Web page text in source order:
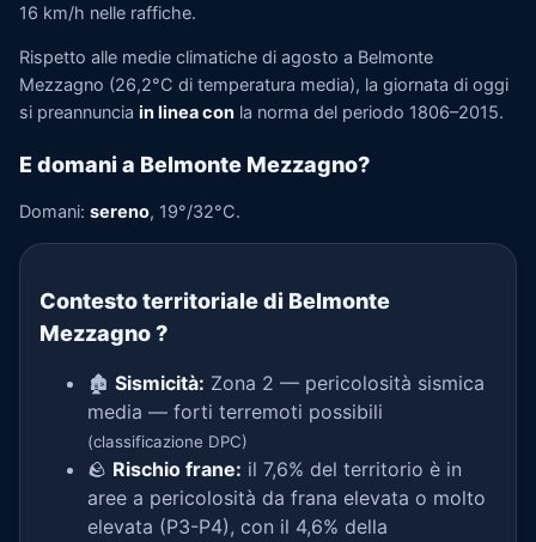
16 km/h nelle raffiche.
Rispetto alle medie climatiche di agosto a Belmonte
Mezzagno (26,2°C di temperatura media), la giornata di oggi
si preannuncia in linea con la norma del periodo 1806–2015.
E domani a Belmonte Mezzagno?
Domani: sereno, 19°/32°C.
Contesto territoriale di Belmonte
Mezzagno?
🏚️ Sismicità: Zona 2 — pericolosità sismica
media — forti terremoti possibili
(classificazione DPC)
🪨 Rischio frane: il 7,6% del territorio è in
aree a pericolosità da frana elevata o molto
elevata (P3-P4), con il 4,6% della